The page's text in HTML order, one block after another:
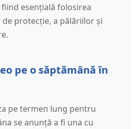
esențială folosirea
protecție, a pălăriilor și
pe o săptămână în
pe termen lung pentru
se anunță a fi una cu